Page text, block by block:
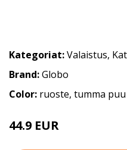
Kategoriat:Valaistus,
Brand:Globo
Color: ruoste, tumma puu
44.9 EUR